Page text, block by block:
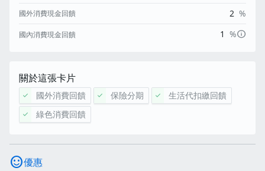
國外消費現金回饋 2 %
國內消費現金回饋 1 %info
關於這張卡片
check 國外消費回饋 check 保險分期 check 生活代扣繳回饋
check 綠色消費回饋
sentiment_satisfied優惠